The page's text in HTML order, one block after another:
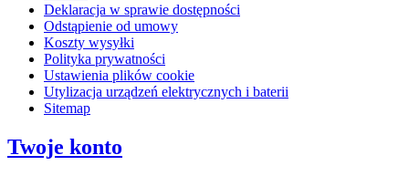
Deklaracja w sprawie dostępności
Odstąpienie od umowy
Koszty wysyłki
Polityka prywatności
Ustawienia plików cookie
Utylizacja urządzeń elektrycznych i baterii
Sitemap
Twoje konto